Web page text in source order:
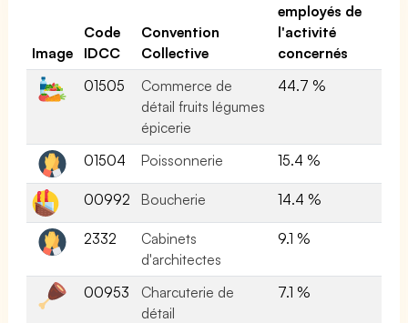
Image
Code
IDCC
Convention
Collective
employés de
l'activité
concernés
01505
Commerce de
détail fruits légumes
épicerie
44.7 %
01504 Poissonnerie 15.4 %
00992 Boucherie 14.4 %
2332
Cabinets
d'architectes
9.1 %
00953
Charcuterie de
détail
7.1 %